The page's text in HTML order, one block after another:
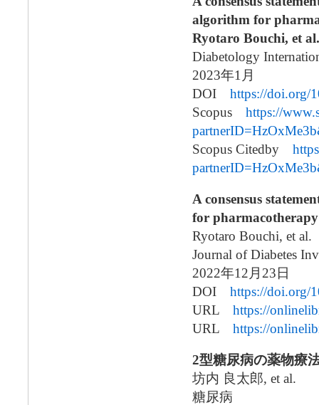
algorithm for
Ryotaro Bouchi, et al.
Diabetology
2023年1月
DOI https://doi.org/
Scopus https://
Scopus Citedby
A consensus
for
Ryotaro Bouchi, et al.
Journal of Diabetes
2022年12月23日
DOI https://doi.org/
URL https://
URL https://
2型糖尿病の薬物療
坊内 良太郎, et al.
糖尿病